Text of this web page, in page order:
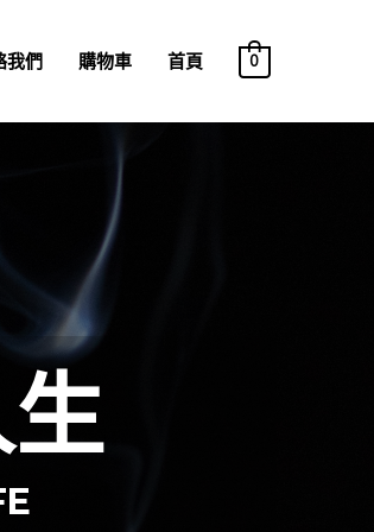
我們 購物車 首頁 0